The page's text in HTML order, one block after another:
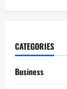
CATEGORIES
Business